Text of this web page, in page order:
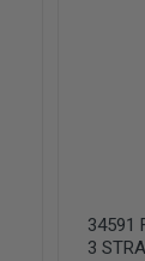
34591
3